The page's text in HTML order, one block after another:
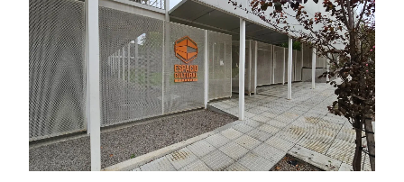
Siniestro laboral con tiernizadora
de carne
01-08-2026